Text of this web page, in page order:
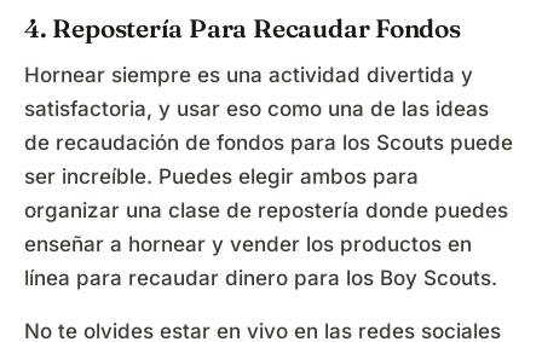
4. Repostería Para Recaudar Fondos
Hornear siempre es una actividad divertida y
satisfactoria, y usar eso como una de las ideas
de recaudación de fondos para los Scouts puede
ser increíble. Puedes elegir ambos para
organizar una clase de repostería donde puedes
enseñar a hornear y vender los productos en
línea para recaudar dinero para los Boy Scouts.
No te olvides estar en vivo en las redes sociales